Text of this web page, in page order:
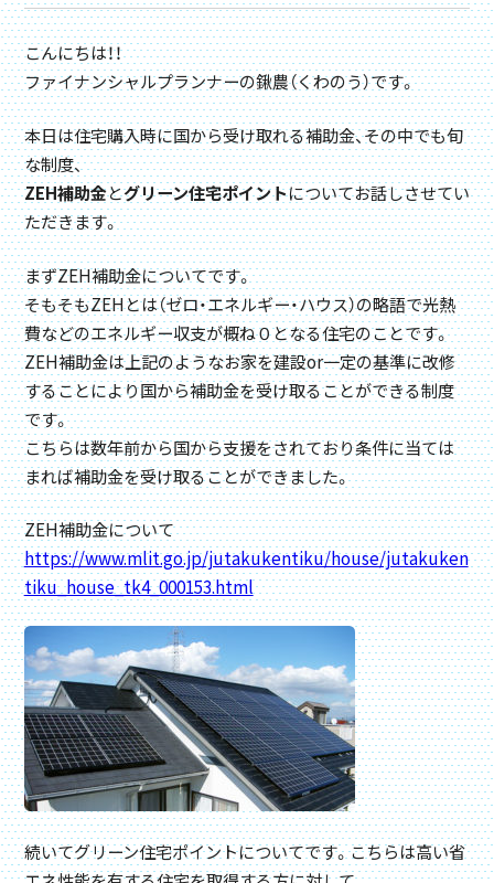
こんにちは！！
ファイナンシャルプランナーの鍬農（くわのう）です。
本日は住宅購入時に国から受け取れる補助金、その中でも旬
な制度、
ZEH補助金とグリーン住宅ポイントについてお話しさせてい
ただきます。
まずZEH補助金についてです。
そもそもZEHとは（ゼロ・エネルギー・ハウス）の略語で光熱
費などのエネルギー収支が概ね０となる住宅のことです。
ZEH補助金は上記のようなお家を建設or一定の基準に改修
することにより国から補助金を受け取ることができる制度
です。
こちらは数年前から国から支援をされており条件に当ては
まれば補助金を受け取ることができました。
ZEH補助金について
https://www.mlit.go.jp/jutakukentiku/house/jutakuken
tiku_house_tk4_000153.html
続いてグリーン住宅ポイントについてです。こちらは高い省